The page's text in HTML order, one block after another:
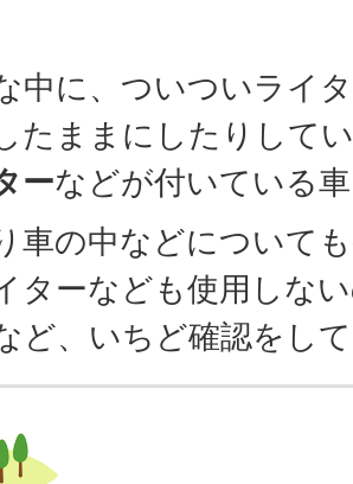
中に、ついついライ
たままにしたりして
ーなどが付いている
車の中などについて
ターなども使用しな
ど、いちど確認をし